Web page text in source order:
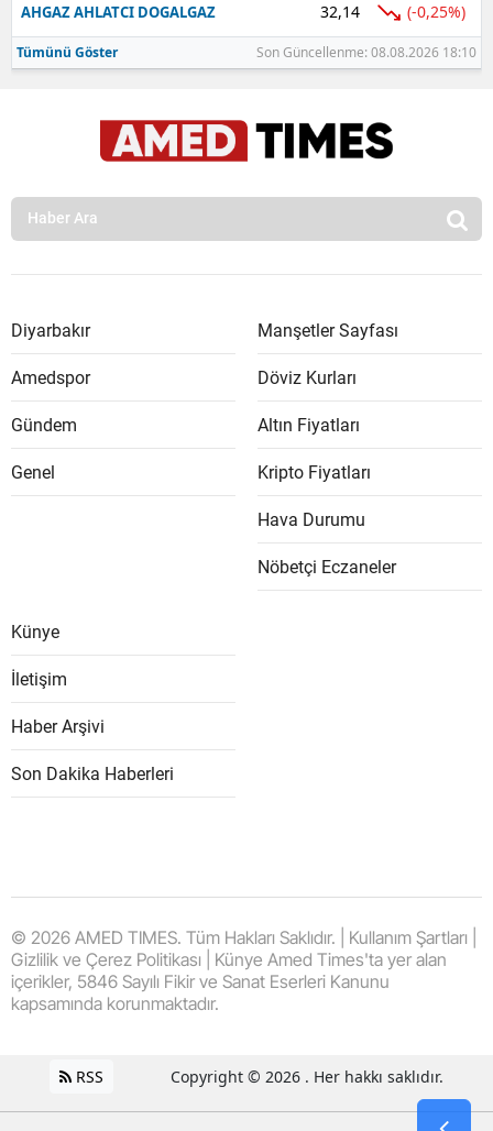
AHGAZ AHLATCI DOGALGAZ 32,14 (-0,25%)
Tümünü Göster Son Güncellenme: 08.08.2026 18:10
Diyarbakır
Amedspor
Gündem
Genel
Manşetler Sayfası
Döviz Kurları
Altın Fiyatları
Kripto Fiyatları
Hava Durumu
Nöbetçi Eczaneler
Künye
İletişim
Haber Arşivi
Son Dakika Haberleri
© 2026 AMED TIMES. Tüm Hakları Saklıdır. | Kullanım Şartları |
Gizlilik ve Çerez Politikası | Künye Amed Times'ta yer alan
içerikler, 5846 Sayılı Fikir ve Sanat Eserleri Kanunu
kapsamında korunmaktadır.
RSS Copyright © 2026 . Her hakkı saklıdır.